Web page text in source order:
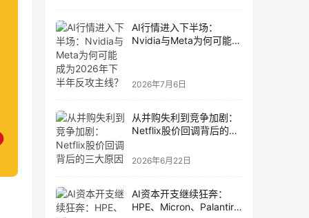
AI行情进入下半场：
Nvidia与Meta为何可能成
2026年7月6日
从并购失利到竞争加剧：
Netflix股价回调背后的三
2026年6月22日
AI资本开支继续狂奔：
HPE、Micron、Palantir